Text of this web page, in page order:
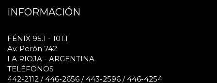
INFORMACIÓN
FÉNIX 95.1 - 101.1
Av. Perón 742
LA RIOJA - ARGENTINA
TELÉFONOS
442-2112 / 446-2656 / 443-2596 / 446-4254